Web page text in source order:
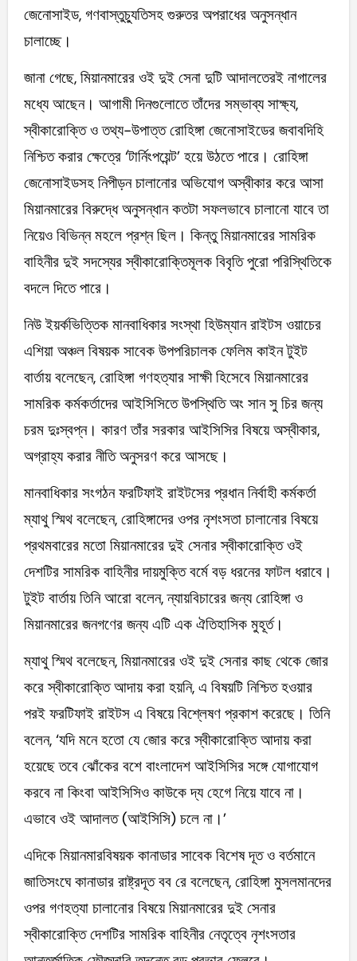
জেনোসাইড, গণবাস্তুচ্যুতিসহ গুরুতর অপরাধের অনুসন্ধান
চালাচ্ছে।
জানা গেছে, মিয়ানমারের ওই দুই সেনা দুটি আদালতেরই নাগালের
মধ্যে আছেন। আগামী দিনগুলোতে তাঁদের সম্ভাব্য সাক্ষ্য,
স্বীকারোক্তি ও তথ্য-উপাত্ত রোহিঙ্গা জেনোসাইডের জবাবদিহি
নিশ্চিত করার ক্ষেত্রে ‘টার্নিংপয়েন্ট’ হয়ে উঠতে পারে। রোহিঙ্গা
জেনোসাইডসহ নিপীড়ন চালানোর অভিযোগ অস্বীকার করে আসা
মিয়ানমারের বিরুদ্ধে অনুসন্ধান কতটা সফলভাবে চালানো যাবে তা
নিয়েও বিভিন্ন মহলে প্রশ্ন ছিল। কিন্তু মিয়ানমারের সামরিক
বাহিনীর দুই সদস্যের স্বীকারোক্তিমূলক বিবৃতি পুরো পরিস্থিতিকে
বদলে দিতে পারে।
নিউ ইয়র্কভিত্তিক মানবাধিকার সংস্থা হিউম্যান রাইটস ওয়াচের
এশিয়া অঞ্চল বিষয়ক সাবেক উপপরিচালক ফেলিম কাইন টুইট
বার্তায় বলেছেন, রোহিঙ্গা গণহত্যার সাক্ষী হিসেবে মিয়ানমারের
সামরিক কর্মকর্তাদের আইসিসিতে উপস্থিতি অং সান সু চির জন্য
চরম দুঃস্বপ্ন। কারণ তাঁর সরকার আইসিসির বিষয়ে অস্বীকার,
অগ্রাহ্য করার নীতি অনুসরণ করে আসছে।
মানবাধিকার সংগঠন ফরটিফাই রাইটসের প্রধান নির্বাহী কর্মকর্তা
ম্যাথু স্মিথ বলেছেন, রোহিঙ্গাদের ওপর নৃশংসতা চালানোর বিষয়ে
প্রথমবারের মতো মিয়ানমারের দুই সেনার স্বীকারোক্তি ওই
দেশটির সামরিক বাহিনীর দায়মুক্তি বর্মে বড় ধরনের ফাটল ধরাবে।
টুইট বার্তায় তিনি আরো বলেন, ন্যায়বিচারের জন্য রোহিঙ্গা ও
মিয়ানমারের জনগণের জন্য এটি এক ঐতিহাসিক মুহূর্ত।
ম্যাথু স্মিথ বলেছেন, মিয়ানমারের ওই দুই সেনার কাছ থেকে জোর
করে স্বীকারোক্তি আদায় করা হয়নি, এ বিষয়টি নিশ্চিত হওয়ার
পরই ফরটিফাই রাইটস এ বিষয়ে বিশ্লেষণ প্রকাশ করেছে। তিনি
বলেন, ‘যদি মনে হতো যে জোর করে স্বীকারোক্তি আদায় করা
হয়েছে তবে ঝোঁকের বশে বাংলাদেশ আইসিসির সঙ্গে যোগাযোগ
করবে না কিংবা আইসিসিও কাউকে দ্য হেগে নিয়ে যাবে না।
এভাবে ওই আদালত (আইসিসি) চলে না।’
এদিকে মিয়ানমারবিষয়ক কানাডার সাবেক বিশেষ দূত ও বর্তমানে
জাতিসংঘে কানাডার রাষ্ট্রদূত বব রে বলেছেন, রোহিঙ্গা মুসলমানদের
ওপর গণহত্যা চালানোর বিষয়ে মিয়ানমারের দুই সেনার
স্বীকারোক্তি দেশটির সামরিক বাহিনীর নেতৃত্বে নৃশংসতার